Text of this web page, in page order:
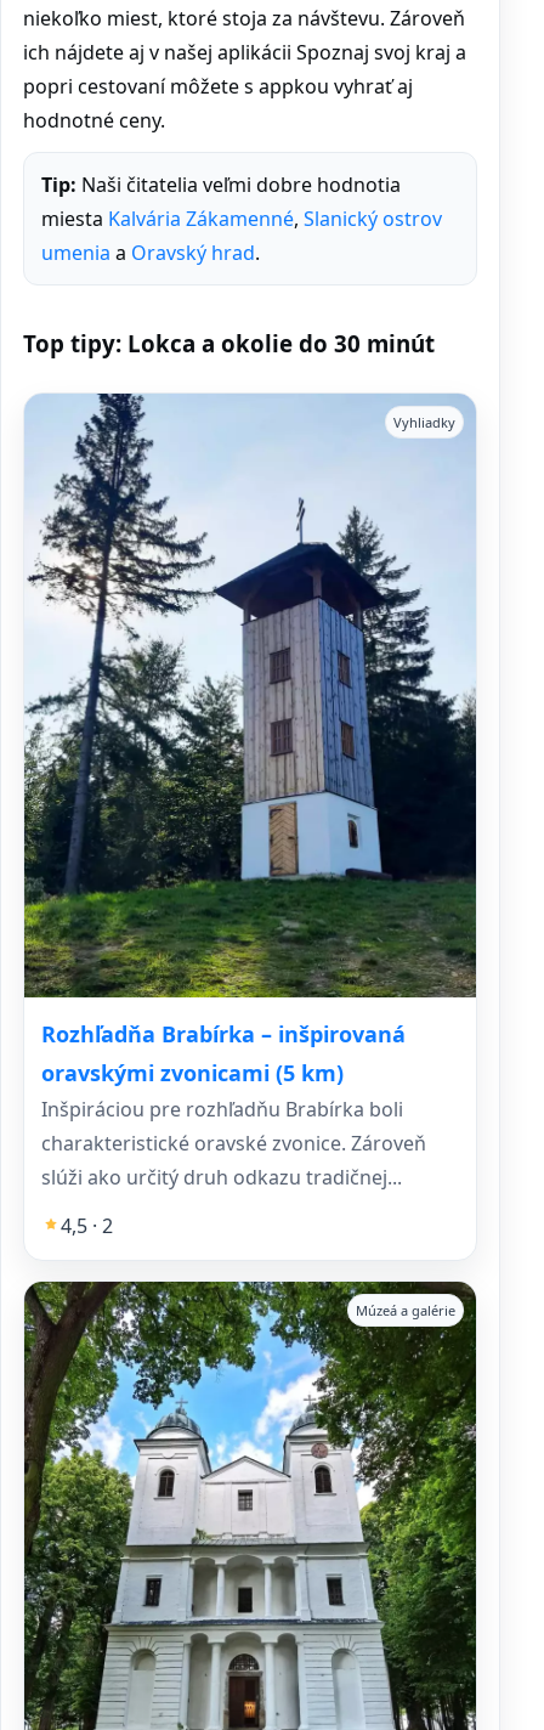
niekoľko miest, ktoré stoja za návštevu. Zároveň
ich nájdete aj v našej aplikácii Spoznaj svoj kraj a
popri cestovaní môžete s appkou vyhrať aj
hodnotné ceny.
Tip: Naši čitatelia veľmi dobre hodnotia
miesta Kalvária Zákamenné, Slanický ostrov
umenia a Oravský hrad.
Top tipy: Lokca a okolie do 30 minút
Rozhľadňa Brabírka – inšpirovaná
oravskými zvonicami (5 km)
Vyhliadky
Inšpiráciou pre rozhľadňu Brabírka boli
charakteristické oravské zvonice. Zároveň
slúži ako určitý druh odkazu tradičnej...
4,5 · 2
Múzeá a galérie